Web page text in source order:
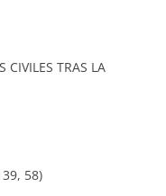
CIVILES TRAS LA
58)